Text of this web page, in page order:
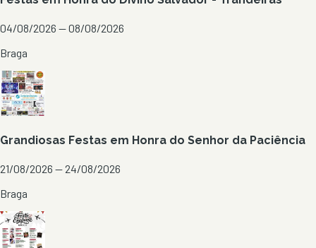
04/08/2026 — 08/08/2026
Braga
Grandiosas Festas em Honra do Senhor da Paciência
21/08/2026 — 24/08/2026
Braga